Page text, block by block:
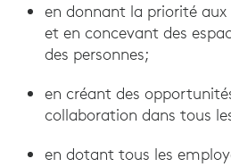
en donnant la priorité
et en concevant des
des personnes;
en créant des
collaboration dans tous
en dotant tous les